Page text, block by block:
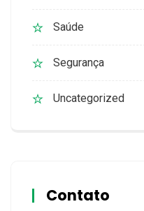
Saúde
Segurança
Uncategorized
Contato